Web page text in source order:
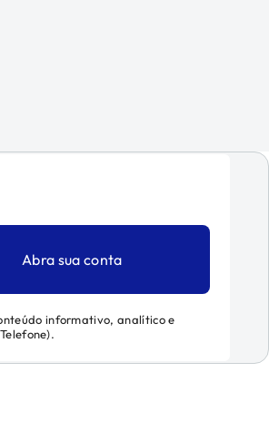
Abra sua conta
informativo, analítico e